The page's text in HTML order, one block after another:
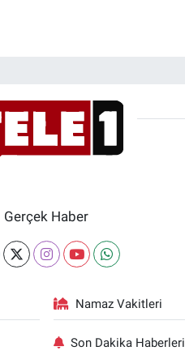
Gerçek Haber
Namaz Vakitleri
Son Dakika Haberleri